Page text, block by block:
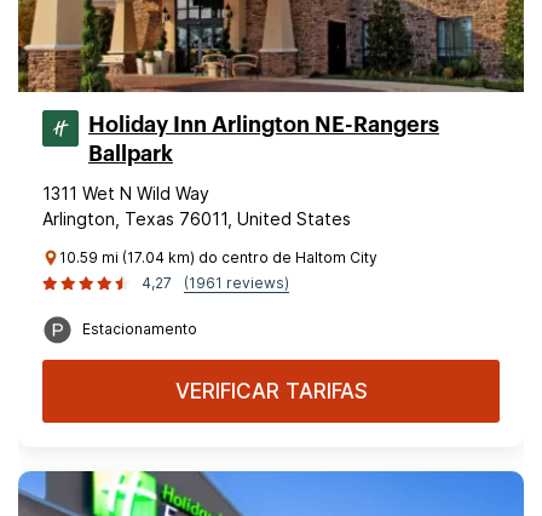
Holiday Inn Arlington NE-Rangers
Ballpark
1311 Wet N Wild Way
Arlington, Texas 76011, United States
10.59 mi (17.04 km) do centro de Haltom City
4,27
(1961 reviews)
Estacionamento
VERIFICAR TARIFAS